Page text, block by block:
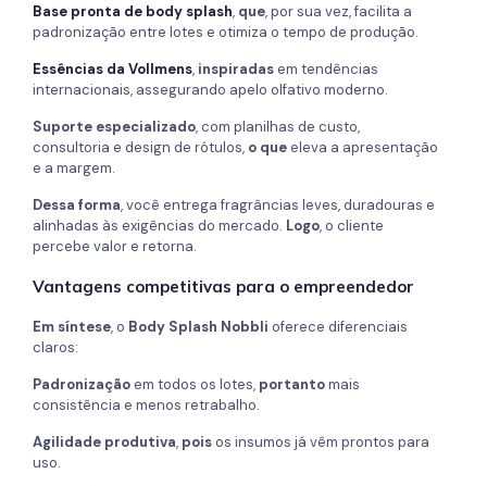
Base pronta de body splash, que, por sua vez, facilita a
padronização entre lotes e otimiza o tempo de produção.
Essências da Vollmens, inspiradasem tendências
internacionais, assegurando apelo olfativo moderno.
Suporte especializado, com planilhas de custo,
consultoria e design de rótulos, o queeleva a apresentação
e a margem.
Dessa forma, você entrega fragrâncias leves, duradouras e
alinhadas às exigências do mercado. Logo, o cliente
percebe valor e retorna.
Vantagens competitivas para o empreendedor
Em síntese, o Body Splash Nobbli oferece diferenciais
claros:
Padronizaçãoem todos os lotes, portantomais
consistência e menos retrabalho.
Agilidade produtiva, poisos insumos já vêm prontos para
uso.